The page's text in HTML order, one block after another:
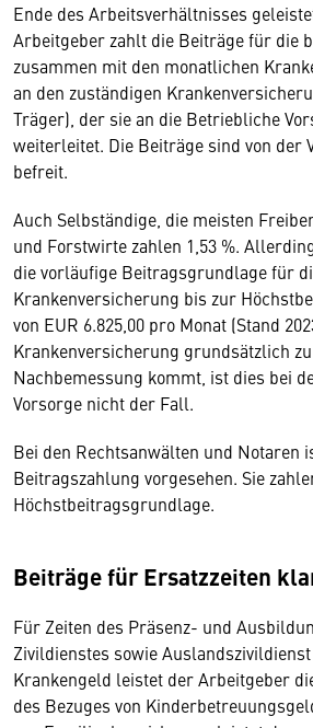
Ende des Arbeitsverhältnisses
Arbeitgeber zahlt die Beiträge für die
zusammen mit den monatlichen
an den zuständigen
Träger), der sie an die Betriebliche
weiterleitet. Die Beiträge sind von der
befreit.
Auch Selbständige, die meisten
und Forstwirte zahlen 1,53 %.
die vorläufige Beitragsgrundlage für
Krankenversicherung bis zur
von EUR 6.825,00 pro Monat (Stand
Krankenversicherung grundsätzlich
Nachbemessung kommt, ist dies bei
Vorsorge nicht der Fall.
Bei den Rechtsanwälten und Notaren
Beitragszahlung vorgesehen. Sie
Höchstbeitragsgrundlage.
Beiträge für Ersatzzeiten
Für Zeiten des Präsenz- und
Zivildienstes sowie
Krankengeld leistet der Arbeitgeber
des Bezuges von